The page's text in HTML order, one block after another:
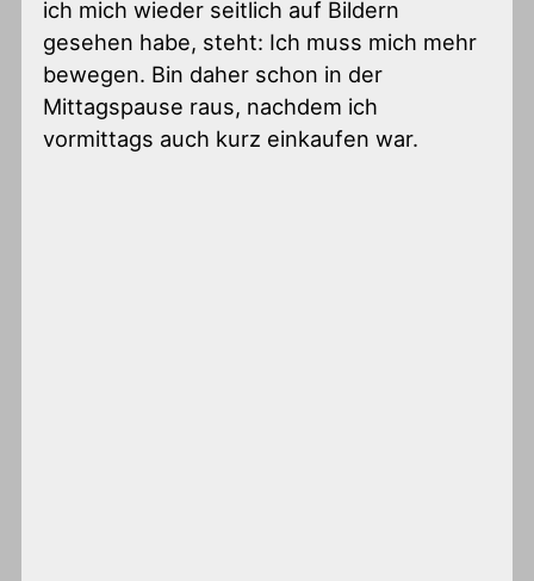
ich mich wieder seitlich auf Bildern
gesehen habe, steht: Ich muss mich mehr
bewegen. Bin daher schon in der
Mittagspause raus, nachdem ich
vormittags auch kurz einkaufen war.